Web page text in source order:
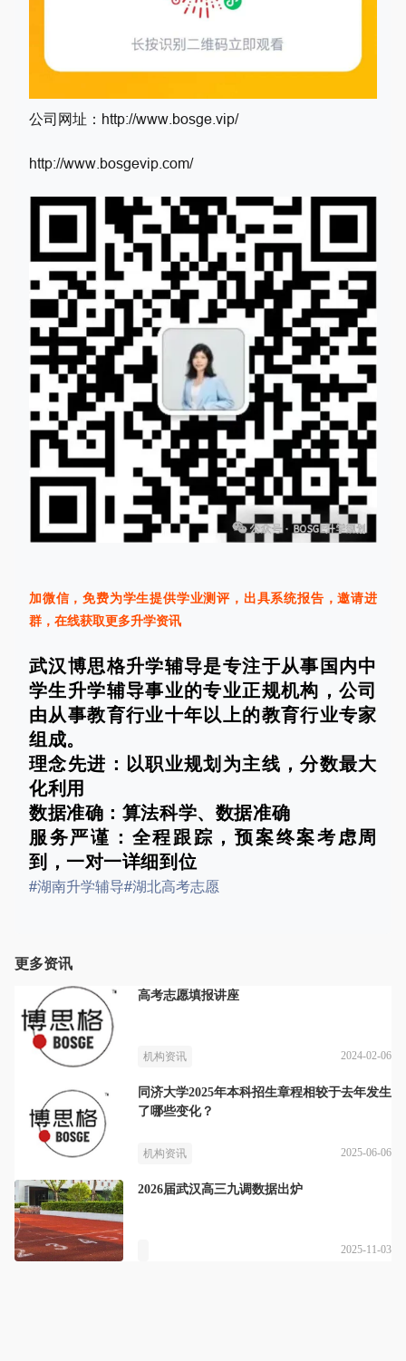
公司网址：http://www.bosge.vip/
http://www.bosgevip.com/
加微信，免费为学生提供学业测评，出具系统报告，邀请进
群，在线获取更多升学资讯
武汉博思格升学辅导是专注于从事国内中
学生升学辅导事业的专业正规机构，公司
由从事教育行业十年以上的教育行业专家
组成。
理念先进：以职业规划为主线，分数最大
化利用
数据准确：算法科学、数据准确
服务严谨：全程跟踪，预案终案考虑周
到，一对一详细到位
#湖南升学辅导#湖北高考志愿
更多资讯
高考志愿填报讲座
机构资讯 2024-02-06
同济大学2025年本科招生章程相较于去年发生
了哪些变化？
机构资讯 2025-06-06
2026届武汉高三九调数据出炉
2025-11-03